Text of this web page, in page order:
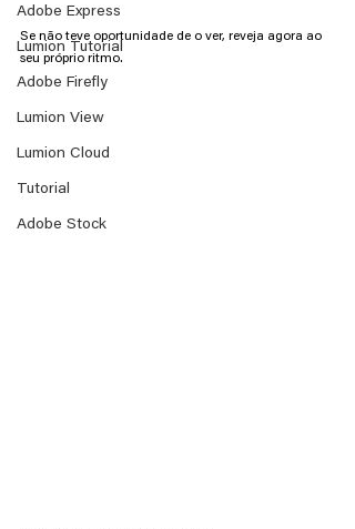
Adobe Express
Lumion Tutorial
Adobe Firefly
Lumion View
Lumion Cloud
Tutorial
Adobe Stock
Se não teve oportunidade de o ver, reveja agora ao
seu próprio ritmo.